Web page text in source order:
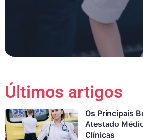
Últimos artigos
Os Principais
Atestado
Clínicas